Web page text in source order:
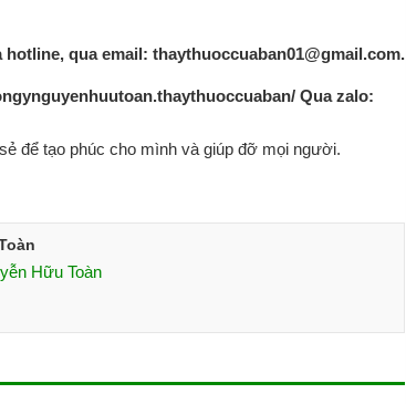
hotline, qua email: thaythuoccuaban01@gmail.com.
Qua zalo:
để tạo phúc cho mình và giúp đỡ mọi người.
Hữu Toàn